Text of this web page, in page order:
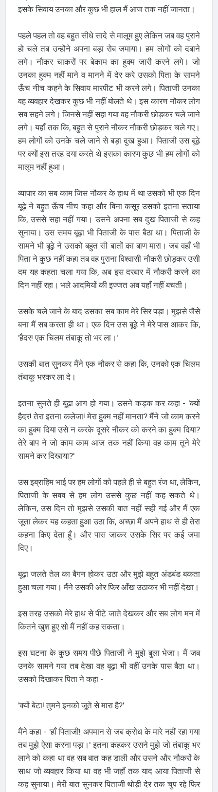
इसके सिवाय उनका और कुछ भी हाल मैं आज तक नहीं जानता।
पहले पहल तो वह बहुत सीधे सादे से मालूम हुए लेकिन जब वह पुराने
हो चले तब उन्होंने अपना बड़ा रोब जमाया। हम लोगों को दबाने
लगे। नौकर चाकरों पर बेकाम का हुक्म जारी करने लगे। जो
उनका हुक्म नहीं माने व मानने में देर करे उसको पिता के सामने
ऊँच नीच कहने के सिवाय मारपीट भी करने लगे। पिताजी उनका
वह व्यवहार देखकर कुछ भी नहीं बोलते थे। इस कारण नौकर लोग
सब सहने लगे। जिनसे नहीं सहा गया वह नौकरी छोड़कर चले जाने
लगे। यहाँ तक कि, बहुत से पुराने नौकर नौकरी छोड़कर चले गए।
हम लोगों को उनके चले जाने से बड़ा दुख हुआ। पिताजी उस बूढ़े
पर क्यों इस तरह दया करते थे इसका कारण कुछ भी हम लोगों को
मालूम नहीं हुआ।
व्यापार का सब काम जिस नौकर के हाथ में था उसको भी एक दिन
बूढ़े ने बहुत ऊँच नीच कहा और बिना कसूर उसको इतना सताया
कि, उससे सहा नहीं गया। उसने अपना सब दुख पिताजी से कह
सुनाया। उस समय बूढ़ा भी पिताजी के पास बैठा था। पिताजी के
सामने भी बूढ़े ने उसको बहुत सी बातों का बाण मारा। जब वहाँ भी
पिता ने कुछ नहीं कहा तब वह पुराना विश्वासी नौकरी छोड़कर उसी
दम यह कहता चला गया कि, अब इस दरबार में नौकरी करने का
दिन नहीं रहा। भले आदमियों की इज्जत अब यहाँ नहीं बचती।
उसके चले जाने के बाद उसका सब काम मेरे सिर पड़ा। मुझसे जैसे
बना मैं सब करता ही था। एक दिन उस बूढ़े ने मेरे पास आकर कि,
'हैदर! एक चिलम तंबाकू तो भर ला।'
उसकी बात सुनकर मैंने एक नौकर से कहा कि, उनको एक चिलम
तंबाकू भरकर ला दे।
इतना सुनते ही बूढ़ा आग हो गया। उसने कड़क कर कहा - 'क्यों
हैदर! तेरा इतना कलेजा! मेरा हुक्म नहीं मानता? मैंने जो काम करने
का हुक्म दिया उसे न करके दूसरे नौकर को करने का हुक्म दिया?
तेरे बाप ने जो काम काम आज तक नहीं किया वह काम तूने मेरे
सामने कर दिखाया?'
उस इब्राहिम भाई पर हम लोगों को पहले ही से बहुत रंज था, लेकिन,
पिताजी के सबब से हम लोग उससे कुछ नहीं कह सकते थे।
लेकिन, उस दिन तो मुझसे उसकी बात नहीं सही गई और मैं एक
जूता लेकर यह कहता हुआ उठा कि, अच्छा मैं अपने हाथ से ही तेरा
कहना किए देता हूँ। और पास जाकर उसके सिर पर कई जमा
दिए।
बूढ़ा जलते तेल का बैगन होकर उठा और मुझे बहुत अंडबंड बकता
हुआ चला गया। मैंने उसकी ओर फिर आँख उठाकर भी नहीं देखा।
इस तरह उसको मेरे हाथ से पीटे जाते देखकर और सब लोग मन में
कितने खुश हुए सो मैं नहीं कह सकता।
इस घटना के कुछ समय पीछे पिताजी ने मुझे बुला भेजा। मैं जब
उनके सामने गया तब देखा वह बूढ़ा भी वहीं उनके पास बैठा था।
उसको दिखाकर पिता ने कहा -
'क्यों बेटा! तुमने इनको जूते से मारा है?'
मैंने कहा - 'हाँ पिताजी! अपमान से जब क्रोध के मारे नहीं रहा गया
तब मुझे ऐसा करना पड़ा।' इतना कहकर उसने मुझे जो तंबाकू भर
लाने को कहा था वह सब बात कह डाली और उसने और नौकरों के
साथ जो व्यवहार किया था वह भी जहाँ तक याद आया पिताजी से
कह सुनाया। मेरी बात सुनकर पिताजी थोड़ी देर तक चुप रहे फिर